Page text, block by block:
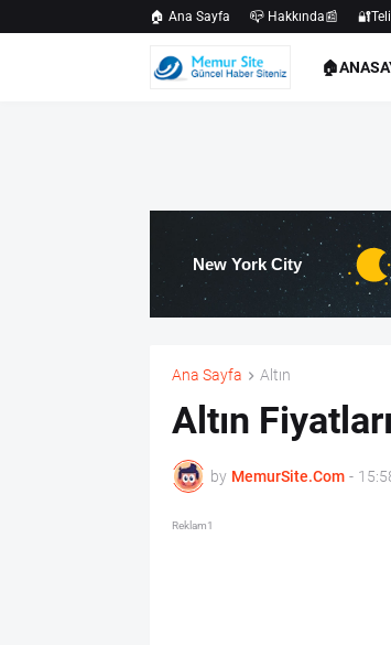
🏠 Ana Sayfa 📪 Hakkında📰
New York City
Ana Sayfa Altın
Altın
by MemurSite.Com -
Reklam1